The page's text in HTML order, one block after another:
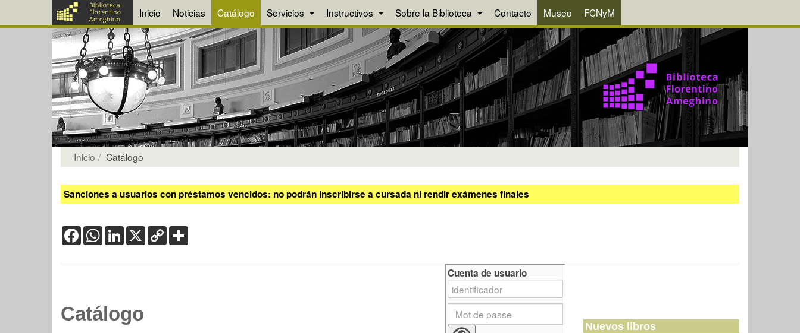
Inicio Noticias Catálogo Servicios Instructivos Sobre la Biblioteca Contacto Museo FCNyM
Inicio Catálogo
Sanciones a usuarios con préstamos vencidos: no podrán inscribirse a cursada ni rendir exámenes finales
FacebookWhatsApp
LinkedIn
X Copy
Link
Catálogo
Cuenta de usuario
Nuevos libros